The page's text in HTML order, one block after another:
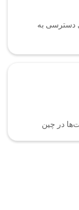
دسترسی به
در چین